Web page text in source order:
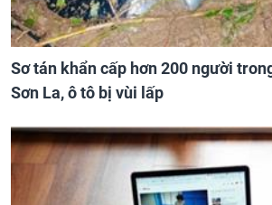
Sơ tán khẩn cấp hơn 200 người
Sơn La, ô tô bị vùi lấp